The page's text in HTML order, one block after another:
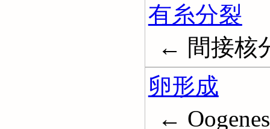
有糸分裂
← 間接核
卵形成
←